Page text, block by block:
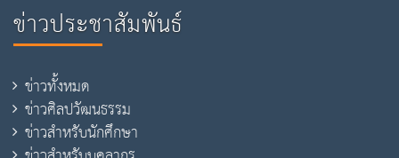
ข่าวประชาสัมพันธ์
ข่าวทั้งหมด
ข่าวศิลปวัฒนธรรม
ข่าวสำหรับนักศึกษา